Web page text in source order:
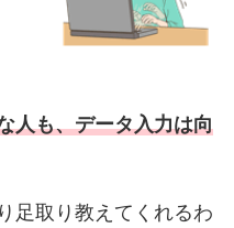
人も、データ入力は向
足取り教えてくれるわ